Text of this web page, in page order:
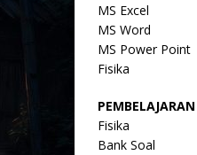
MS Excel
MS Word
MS Power Point
Fisika
PEMBELAJARAN
Fisika
Bank Soal